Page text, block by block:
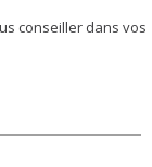
conseiller dans vos